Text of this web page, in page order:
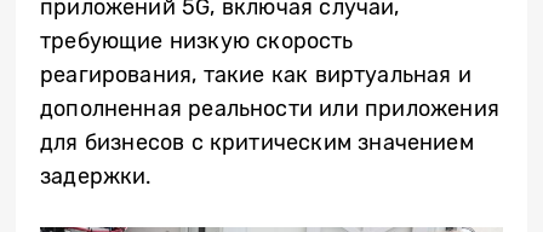
приложений 5G, включая случаи,
требующие низкую скорость
реагирования, такие как виртуальная и
дополненная реальности или приложения
для бизнесов с критическим значением
задержки.